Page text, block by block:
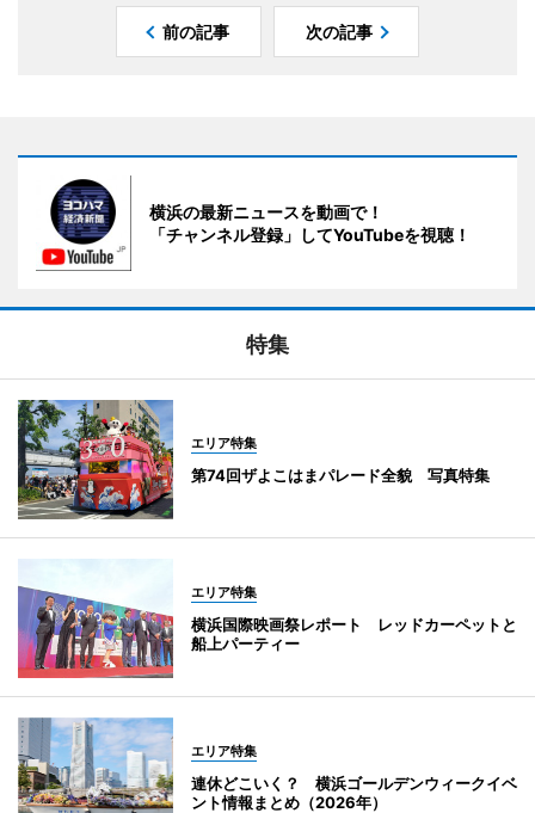
前の記事 次の記事
横浜の最新ニュースを動画で！
「チャンネル登録」してYouTubeを視聴！
特集
エリア特集
第74回ザよこはまパレード全貌 写真特集
エリア特集
横浜国際映画祭レポート レッドカーペットと
船上パーティー
エリア特集
連休どこいく？ 横浜ゴールデンウィークイベ
ント情報まとめ（2026年）